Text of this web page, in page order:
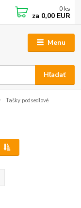
Menu
Hľadať
0 ks
za 0,00 EUR
Tašky podsedlové